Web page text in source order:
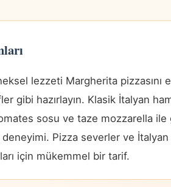
lezzeti Margherita pizzasını
gibi hazırlayın. Klasik İtalyan
sosu ve taze mozzarella ile
Pizza severler ve İtalyan
için mükemmel bir tarif.